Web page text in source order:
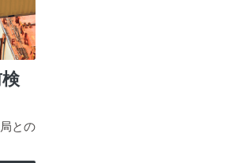
との